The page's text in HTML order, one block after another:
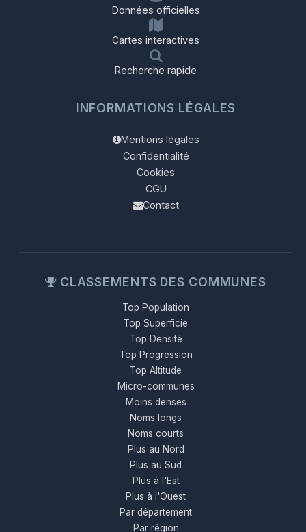
Données officielles
Cartes interactives
Recherche rapide
INFORMATIONS LÉGALES
Mentions légales
Confidentialité
Cookies
CGU
Contact
CLASSEMENTS DES COMMUNES
Top Population
Top Superficie
Top Densité
Top Progression
Top Altitude
Micro-communes
Moins denses
Noms longs
Noms courts
Plus au Nord
Plus au Sud
Plus à l'Est
Plus à l'Ouest
Par département
Par région